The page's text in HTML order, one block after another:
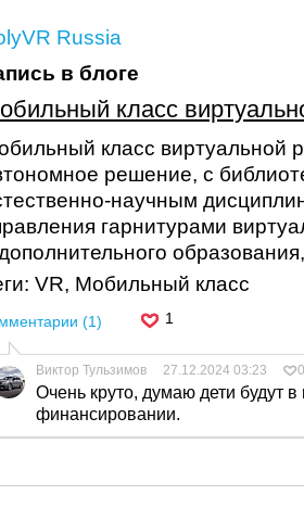
Russia
в блоге
класс
класс виртуальной
решение, с
научным
гарнитурами
VR, Мобильный класс
(1) 1
Виктор Тульзимов 27.12.2024 03:23 0
Очень круто, думаю дети будут в
финансировании.